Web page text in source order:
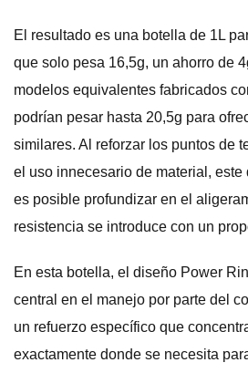
El resultado es una botella de 1L
que solo pesa 16,5g, un ahorro de
modelos equivalentes fabricados
podrían pesar hasta 20,5g para
similares. Al reforzar los puntos de
el uso innecesario de material,
es posible profundizar en el
resistencia se introduce con un
En esta botella, el diseño Power
central en el manejo por parte del
un refuerzo específico que
exactamente donde se necesita